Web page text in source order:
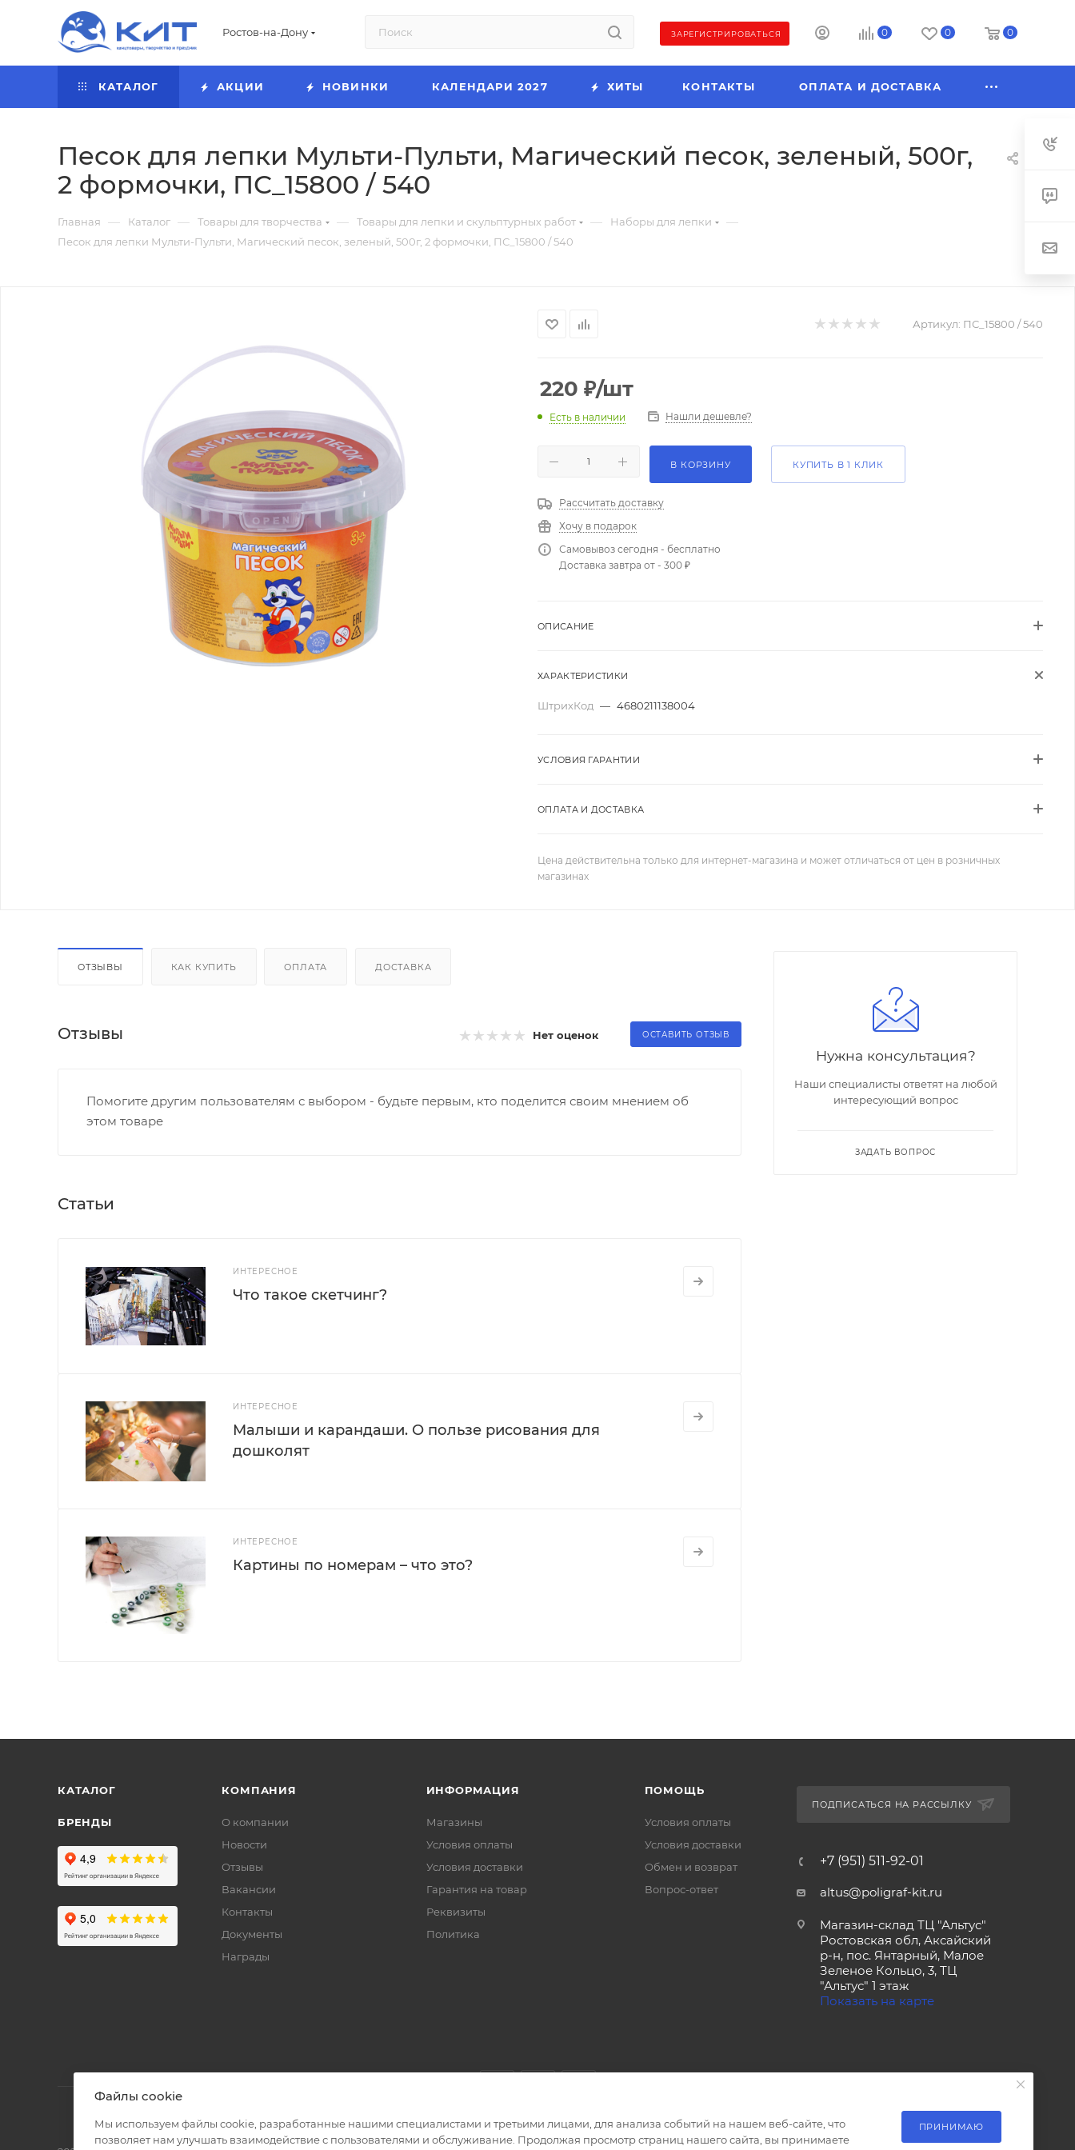
Ростов-на-Дону ЗАРЕГИСТРИРОВАТЬСЯ 0 0 0
КАТАЛОГ АКЦИИ НОВИНКИ КАЛЕНДАРИ 2027 ХИТЫ КОНТАКТЫ ОПЛАТА И ДОСТАВКА
Песок для лепки Мульти-Пульти, Магический песок, зеленый, 500г,
2 формочки, ПС_15800 / 540
Главная — Каталог — Товары для творчества — Товары для лепки и скульптурных работ — Наборы для лепки —
Песок для лепки Мульти-Пульти, Магический песок, зеленый, 500г, 2 формочки, ПС_15800 / 540
Артикул: ПС_15800 / 540
220 ₽/шт
Есть в наличии Нашли дешевле?
В КОРЗИНУ КУПИТЬ В 1 КЛИК
Рассчитать доставку
Хочу в подарок
Самовывоз сегодня - бесплатно
Доставка завтра от - 300 ₽
ОПИСАНИЕ
ХАРАКТЕРИСТИКИ
ШтрихКод — 4680211138004
УСЛОВИЯ ГАРАНТИИ
ОПЛАТА И ДОСТАВКА
Цена действительна только для интернет-магазина и может отличаться от цен в розничных
магазинах
ОТЗЫВЫ КАК КУПИТЬ ОПЛАТА ДОСТАВКА
Отзывы Нет оценок ОСТАВИТЬ ОТЗЫВ
Помогите другим пользователям с выбором - будьте первым, кто поделится своим мнением об
этом товаре
Статьи
ИНТЕРЕСНОЕ
Что такое скетчинг?
ИНТЕРЕСНОЕ
Малыши и карандаши. О пользе рисования для
дошколят
ИНТЕРЕСНОЕ
Картины по номерам – что это?
Нужна консультация?
Наши специалисты ответят на любой
интересующий вопрос
ЗАДАТЬ ВОПРОС
КАТАЛОГ
БРЕНДЫ
КОМПАНИЯ
О компании
Новости
Отзывы
Вакансии
Контакты
Документы
Награды
ИНФОРМАЦИЯ
Магазины
Условия оплаты
Условия доставки
Гарантия на товар
Реквизиты
Политика
ПОМОЩЬ
Условия оплаты
Условия доставки
Обмен и возврат
Вопрос-ответ
ПОДПИСАТЬСЯ НА РАССЫЛКУ
+7 (951) 511-92-01
altus@poligraf-kit.ru
Магазин-склад ТЦ "Альтус"
Ростовская обл, Аксайский
р-н, пос. Янтарный, Малое
Зеленое Кольцо, 3, ТЦ
"Альтус" 1 этаж
Показать на карте
Файлы cookie
Мы используем файлы cookie, разработанные нашими специалистами и третьими лицами, для анализа событий на нашем веб-сайте, что
позволяет нам улучшать взаимодействие с пользователями и обслуживание. Продолжая просмотр страниц нашего сайта, вы принимаете
ПРИНИМАЮ